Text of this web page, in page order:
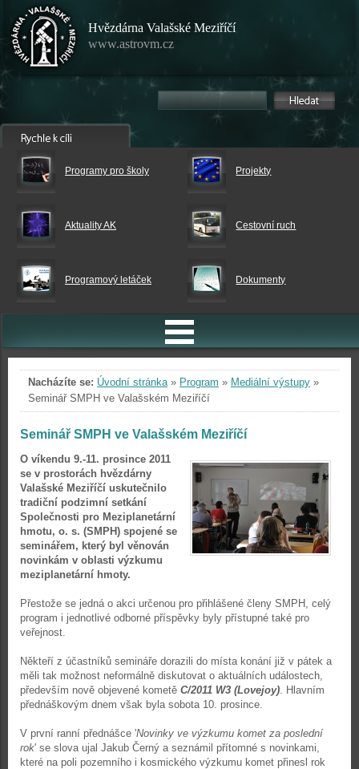
Hvězdárna Valašské Meziříčí
www.astrovm.cz
Programy pro školy Projekty
Aktuality AK Cestovní ruch
Programový letáček Dokumenty
Nacházíte se: Úvodní stránka» Program » Mediální výstupy »
Seminář SMPH ve Valašském Meziříčí
Seminář SMPH ve Valašském Meziříčí
O víkendu 9.-11. prosince 2011
se v prostorách hvězdárny
Valašské Meziříčí uskutečnilo
tradiční podzimní setkání
Společnosti pro Meziplanetární
hmotu, o. s. (SMPH) spojené se
seminářem, který byl věnován
novinkám v oblasti výzkumu
meziplanetární hmoty.
Přestože se jedná o akci určenou pro přihlášené členy SMPH, celý
program i jednotlivé odborné příspěvky byly přístupné také pro
veřejnost.
Někteří z účastníků semináře dorazili do místa konání již v pátek a
měli tak možnost neformálně diskutovat o aktuálních událostech,
především nově objevené kometě C/2011 W3 (Lovejoy). Hlavním
přednáškovým dnem však byla sobota 10. prosince.
V první ranní přednášce 'Novinky ve výzkumu komet za poslední
rok' se slova ujal Jakub Černý a seznámil přítomné s novinkami,
které na poli pozemního i kosmického výzkumu komet přinesl rok